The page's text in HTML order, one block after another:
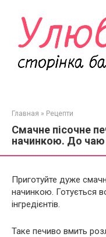
контенту
Главная » Рецепти
Смачне пісочне
начинкою. До чаю
Приготуйте дуже
начинкою. Готується
інгредієнтів.
Таке печиво вмить